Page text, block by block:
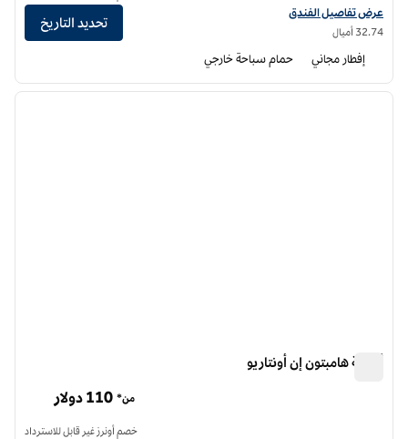
عرض تفاصيل فندق أجنحة هوم وود من هيلتون أونتاريو، رانشو كوكامونغا
عرض تفاصيل الفندق
32.74 أميال
تحديد التاريخ
إفطار مجاني حمام سباحة خارجي
1 من 12
الصورة
أجنحة هامبتون إن أونتاريو
من* 110 دولار
خصم أونرز غير قابل للاسترداد